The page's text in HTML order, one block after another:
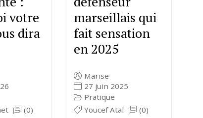
votre
dira
(0)
marseillais qui
fait sensation
en 2025
Marise
27 juin 2025
Pratique
Youcef Atal
(0)